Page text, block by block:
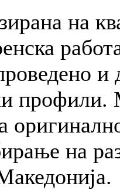
на
и
профили.
на